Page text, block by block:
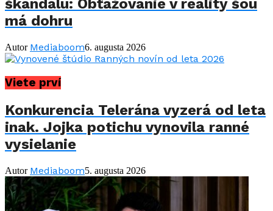
škandálu: Obťažovanie v reality šou
má dohru
Autor Mediaboom6. augusta 2026
Viete prví
Konkurencia Telerána vyzerá od leta
inak. Jojka potichu vynovila ranné
vysielanie
Autor Mediaboom5. augusta 2026